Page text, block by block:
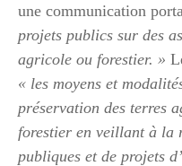
une communication
projets publics sur des
agricole ou forestier. »
« les moyens et
préservation des terres
forestier en veillant à la
publiques et de projets